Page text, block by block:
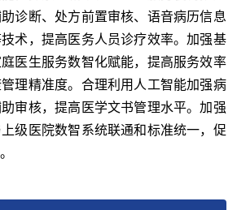
诊断、处方前置审核、语音病历信息
术，提高医务人员诊疗效率。加强基
医生服务数智化赋能，提高服务效率
理精准度。合理利用人工智能加强病
审核，提高医学文书管理水平。加强
级医院数智系统联通和标准统一，促